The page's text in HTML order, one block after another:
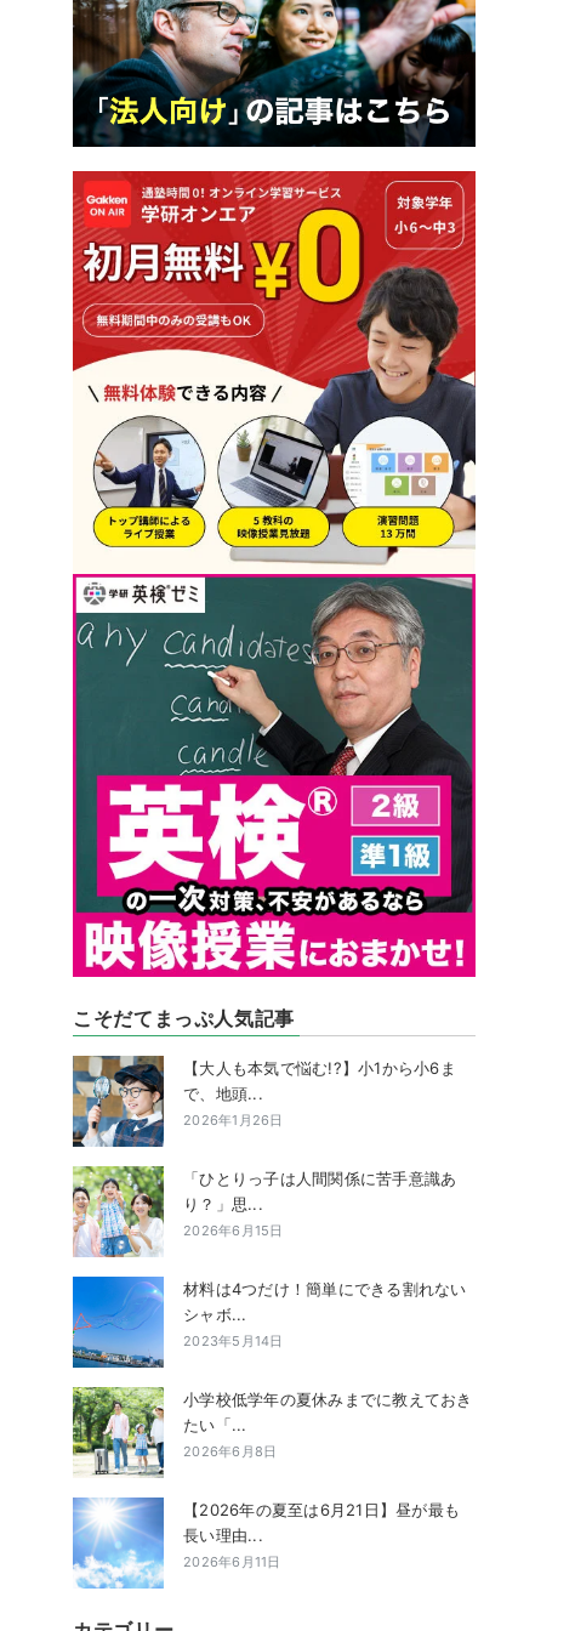
こそだてまっぷ人気記事
【大人も本気で悩む!?】小1から小6ま
で、地頭...
2026年1月26日
「ひとりっ子は人間関係に苦手意識あ
り？」思...
2026年6月15日
材料は4つだけ！簡単にできる割れない
シャボ...
2023年5月14日
小学校低学年の夏休みまでに教えておき
たい「...
2026年6月8日
【2026年の夏至は6月21日】昼が最も
長い理由...
2026年6月11日